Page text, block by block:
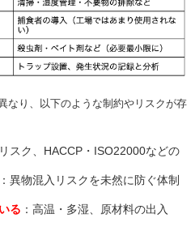
なり、以下のような制約やリスクが存
スク、HACCP・ISO22000などの
異物混入リスクを未然に防ぐ体制
る ：高温・多湿、原材料の出入